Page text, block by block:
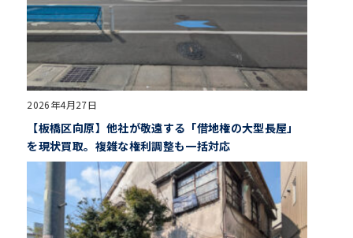
2026年4月27日
【板橋区向原】他社が敬遠する「借地権の大型長屋」
を現状買取。複雑な権利調整も一括対応